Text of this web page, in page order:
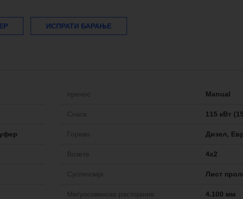
ИСПРАТИ БАРАЊЕ
пренос Manual
Снага 115 кВт
Гориво Дизел,
Возете 4x2
Cуспензија Лист
Меѓуосовинско растојание 4.100 мм